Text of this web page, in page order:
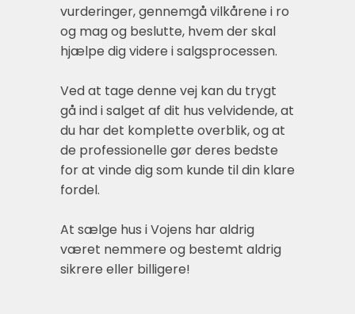
vurderinger, gennemgå vilkårene i ro
og mag og beslutte, hvem der skal
hjælpe dig videre i salgsprocessen.
Ved at tage denne vej kan du trygt
gå ind i salget af dit hus velvidende, at
du har det komplette overblik, og at
de professionelle gør deres bedste
for at vinde dig som kunde til din klare
fordel.
At sælge hus i Vojens har aldrig
været nemmere og bestemt aldrig
sikrere eller billigere!